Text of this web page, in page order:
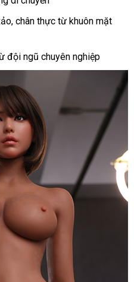
chân thực từ khuôn mặt
đội ngũ chuyên nghiệp